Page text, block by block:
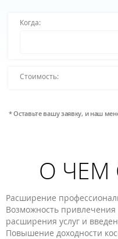
Когда:
Стоимость:
* Оставьте вашу заявку, и наш
О ЧЕМ
Расширение
Возможность привлечения
расширения услуг и
Повышение доходности